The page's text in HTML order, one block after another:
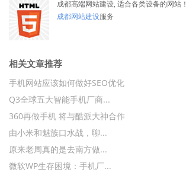
成都高端网站建设, 适合各类设备的网站！
成都网站建设服务
相关文章推荐
手机网站应该如何做好SEO优化
Q3全球五大智能手机厂商...
360再做手机 将与酷派大神合作
由小米和魅族口水战，聊...
原来老周真的是去南方做...
微软WP生存困境：手机厂...